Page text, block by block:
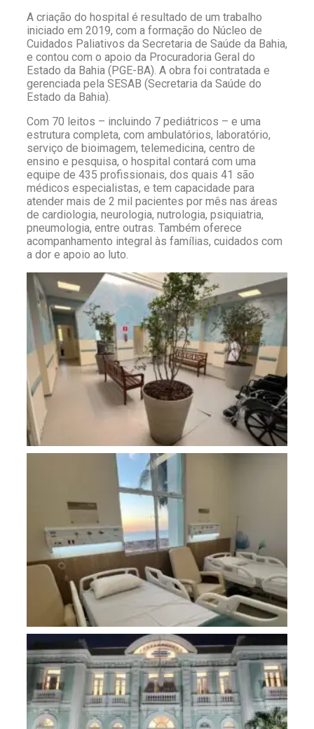
A criação do hospital é resultado de um trabalho
iniciado em 2019, com a formação do Núcleo de
Cuidados Paliativos da Secretaria de Saúde da Bahia,
e contou com o apoio da Procuradoria Geral do
Estado da Bahia (PGE-BA). A obra foi contratada e
gerenciada pela SESAB (Secretaria da Saúde do
Estado da Bahia).
Com 70 leitos – incluindo 7 pediátricos – e uma
estrutura completa, com ambulatórios, laboratório,
serviço de bioimagem, telemedicina, centro de
ensino e pesquisa, o hospital contará com uma
equipe de 435 profissionais, dos quais 41 são
médicos especialistas, e tem capacidade para
atender mais de 2 mil pacientes por mês nas áreas
de cardiologia, neurologia, nutrologia, psiquiatria,
pneumologia, entre outras. Também oferece
acompanhamento integral às famílias, cuidados com
a dor e apoio ao luto.